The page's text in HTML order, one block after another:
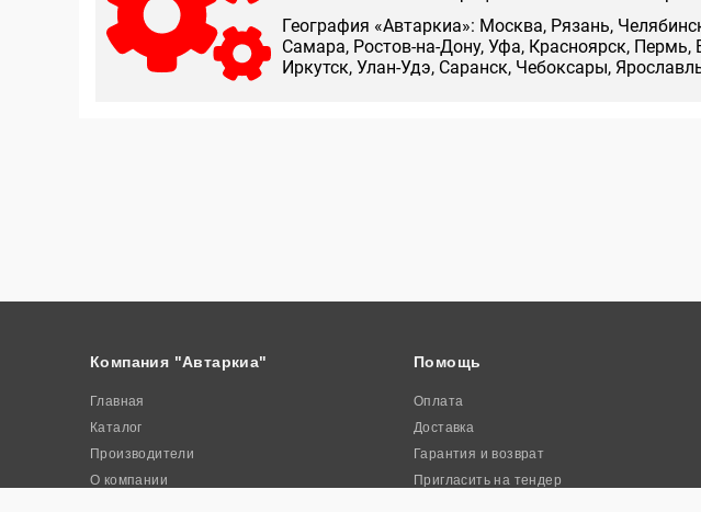
География «Автаркиа»: Москва, Рязань,
Самара, Ростов-на-Дону, Уфа, Красноярск,
Иркутск, Улан-Удэ, Саранск, Чебоксары,
Компания "Автаркиа"
Главная
Каталог
Производители
О компании
Помощь
Оплата
Доставка
Гарантия и возврат
Пригласить на тендер